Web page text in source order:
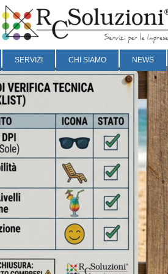
SERVIZI CHI SIAMO NEWS